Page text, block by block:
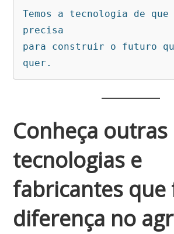
Temos a tecnologia de que
precisa
para construir o futuro
quer.
Conheça outras
tecnologias e
fabricantes que
diferença no